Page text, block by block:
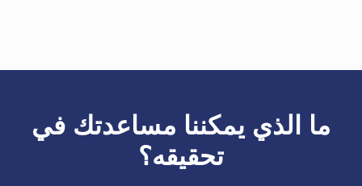
ما الذي يمكننا مساعدتك في
تحقيقه؟